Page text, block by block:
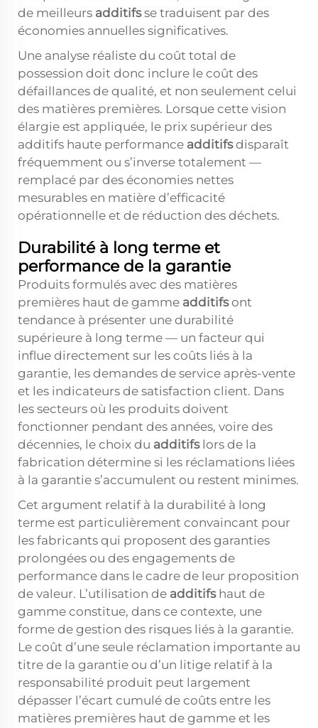
de meilleurs additifsse traduisent par des
économies annuelles significatives.
Une analyse réaliste du coût total de
possession doit donc inclure le coût des
défaillances de qualité, et non seulement celui
des matières premières. Lorsque cette vision
élargie est appliquée, le prix supérieur des
additifs haute performance additifsdisparaît
fréquemment ou s’inverse totalement —
remplacé par des économies nettes
mesurables en matière d’efficacité
opérationnelle et de réduction des déchets.
Durabilité à long terme et
performance de la garantie
Produits formulés avec des matières
premières haut de gamme additifsont
tendance à présenter une durabilité
supérieure à long terme — un facteur qui
influe directement sur les coûts liés à la
garantie, les demandes de service après-vente
et les indicateurs de satisfaction client. Dans
les secteurs où les produits doivent
fonctionner pendant des années, voire des
décennies, le choix du additifs lors de la
fabrication détermine si les réclamations liées
à la garantie s’accumulent ou restent minimes.
Cet argument relatif à la durabilité à long
terme est particulièrement convaincant pour
les fabricants qui proposent des garanties
prolongées ou des engagements de
performance dans le cadre de leur proposition
de valeur. L’utilisation de additifs haut de
gamme constitue, dans ce contexte, une
forme de gestion des risques liés à la garantie.
Le coût d’une seule réclamation importante au
titre de la garantie ou d’un litige relatif à la
responsabilité produit peut largement
dépasser l’écart cumulé de coûts entre les
matières premières haut de gamme et les